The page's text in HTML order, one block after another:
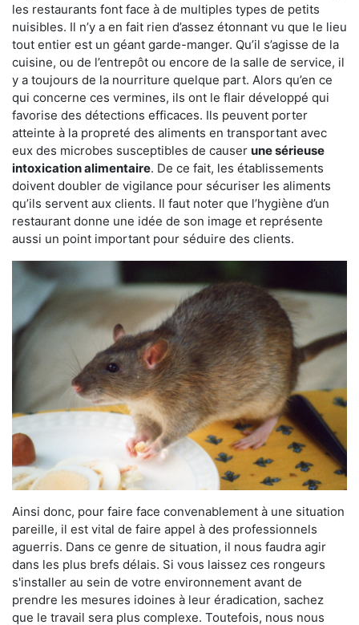
les restaurants font face à de multiples types de petits
nuisibles. Il n’y a en fait rien d’assez étonnant vu que le lieu
tout entier est un géant garde-manger. Qu’il s’agisse de la
cuisine, ou de l’entrepôt ou encore de la salle de service, il
y a toujours de la nourriture quelque part. Alors qu’en ce
qui concerne ces vermines, ils ont le flair développé qui
favorise des détections efficaces. Ils peuvent porter
atteinte à la propreté des aliments en transportant avec
eux des microbes susceptibles de causer une sérieuse
intoxication alimentaire. De ce fait, les établissements
doivent doubler de vigilance pour sécuriser les aliments
qu’ils servent aux clients. Il faut noter que l’hygiène d’un
restaurant donne une idée de son image et représente
aussi un point important pour séduire des clients.
Ainsi donc, pour faire face convenablement à une situation
pareille, il est vital de faire appel à des professionnels
aguerris. Dans ce genre de situation, il nous faudra agir
dans les plus brefs délais. Si vous laissez ces rongeurs
s'installer au sein de votre environnement avant de
prendre les mesures idoines à leur éradication, sachez
que le travail sera plus complexe. Toutefois, nous nous